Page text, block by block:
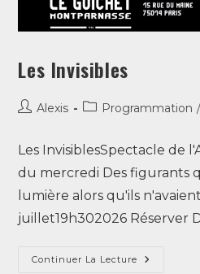
Les Invisibles
Alexis Programmation /
Les InvisiblesSpectacle de
du mercredi Des figurants
lumière alors qu'ils
juillet19h302026 Réserver
Continuer La Lecture